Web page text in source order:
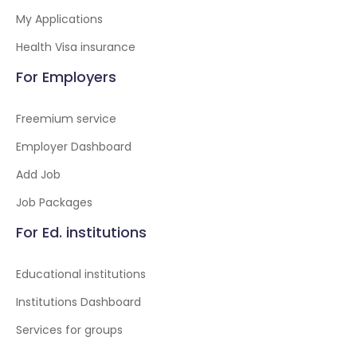
My Applications
Health Visa insurance
For Employers
Freemium service
Employer Dashboard
Add Job
Job Packages
For Ed. institutions
Educational institutions
Institutions Dashboard
Services for groups